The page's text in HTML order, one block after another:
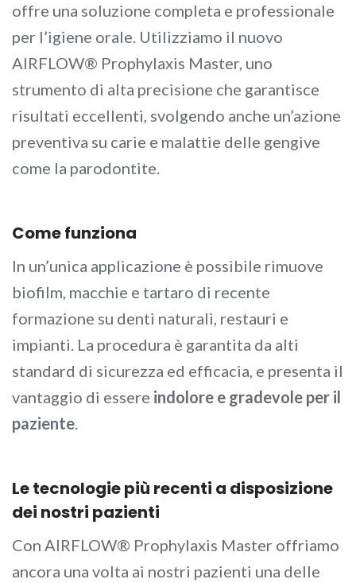
offre una soluzione completa e professionale
per l’igiene orale. Utilizziamo il nuovo
AIRFLOW® Prophylaxis Master, uno
strumento di alta precisione che garantisce
risultati eccellenti, svolgendo anche un’azione
preventiva su carie e malattie delle gengive
come la parodontite.
Come funziona
In un’unica applicazione è possibile rimuove
biofilm, macchie e tartaro di recente
formazione su denti naturali, restauri e
impianti. La procedura è garantita da alti
standard di sicurezza ed efficacia, e presenta il
vantaggio di essere indolore e gradevole per il
paziente.
Le tecnologie più recenti a disposizione
dei nostri pazienti
Con AIRFLOW® Prophylaxis Master offriamo
ancora una volta ai nostri pazienti una delle